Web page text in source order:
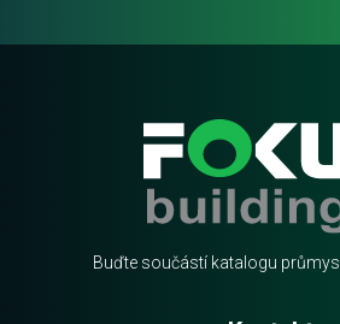
Buďte součástí katalogu